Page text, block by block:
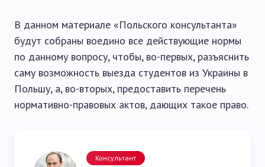
В данном материале «Польского консультанта»
будут собраны воедино все действующие нормы
по данному вопросу, чтобы, во-первых, разъяснить
саму возможность выезда студентов из Украины в
Польшу, а, во-вторых, предоставить перечень
нормативно-правовых актов, дающих такое право.
Консультант